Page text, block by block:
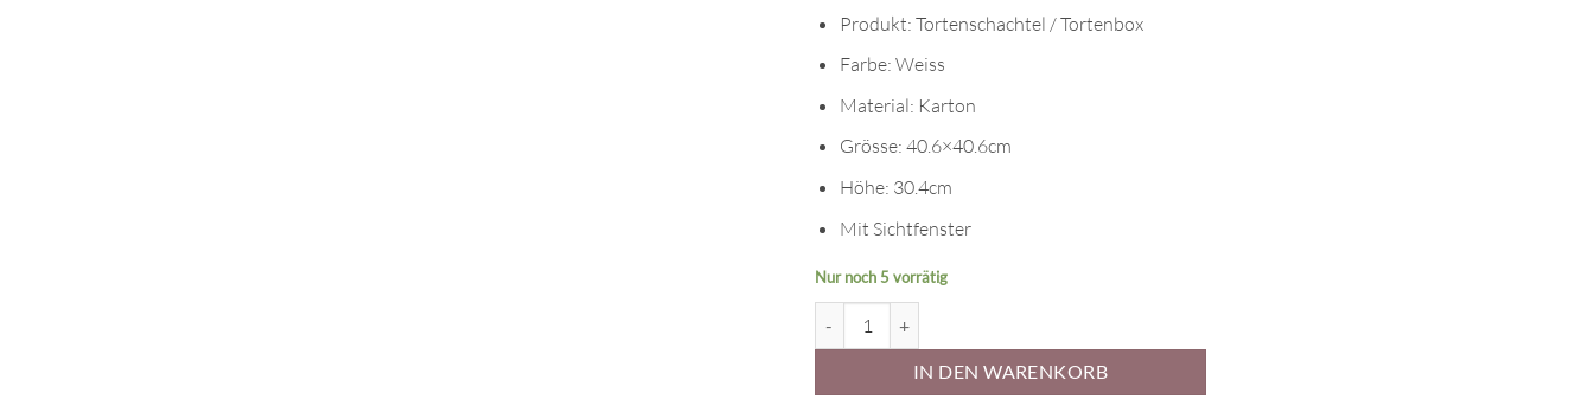
Produkt: Tortenschachtel / Tortenbox
Farbe: Weiss
Material: Karton
Grösse: 40.6×40.6cm
Höhe: 30.4cm
Mit Sichtfenster
Nur noch 5 vorrätig
IN DEN WARENKORB